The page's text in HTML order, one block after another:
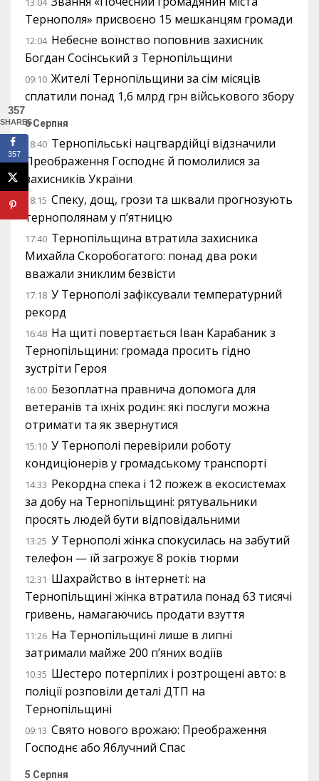
Тернополя» присвоєно 15 мешканцям громади
12:04 Небесне воїнство поповнив захисник
Богдан Сосінський з Тернопільщини
09:10 Жителі Тернопільщини за сім місяців
сплатили понад 1,6 млрд грн військового збору
6 Серпня
18:40 Тернопільські нацгвардійці відзначили
Преображення Господнє й помолилися за
захисників України
18:15 Спеку, дощ, грози та шквали прогнозують
тернополянам у п’ятницю
17:40 Тернопільщина втратила захисника
Михайла Скоробогатого: понад два роки
вважали зниклим безвісти
17:18 У Тернополі зафіксували температурний
рекорд
16:48 На щиті повертається Іван Карабаник з
Тернопільщини: громада просить гідно
зустріти Героя
16:00 Безоплатна правнича допомога для
ветеранів та їхніх родин: які послуги можна
отримати та як звернутися
15:10 У Тернополі перевірили роботу
кондиціонерів у громадському транспорті
14:33 Рекордна спека і 12 пожеж в екосистемах
за добу на Тернопільщині: рятувальники
просять людей бути відповідальними
13:25 У Тернополі жінка спокусилась на забутий
телефон — їй загрожує 8 років тюрми
12:31 Шахрайство в інтернеті: на
Тернопільщині жінка втратила понад 63 тисячі
гривень, намагаючись продати взуття
11:26 На Тернопільщині лише в липні
затримали майже 200 п’яних водіїв
10:35 Шестеро потерпілих і розтрощені авто: в
поліції розповіли деталі ДТП на
Тернопільщині
09:13 Свято нового врожаю: Преображення
Господнє або Яблучний Спас
5 Серпня
357
SHARES
357